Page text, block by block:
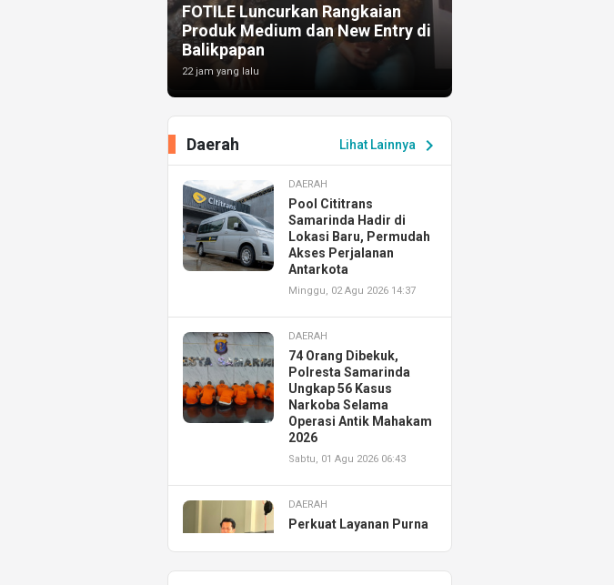
FOTILE Luncurkan Rangkaian
Produk Medium dan New Entry di
Balikpapan
22 jam yang lalu
Lihat Lainnya chevron_right
Daerah
DAERAH
Pool Cititrans
Samarinda Hadir di
Lokasi Baru, Permudah
Akses Perjalanan
Antarkota
Minggu, 02 Agu 2026 14:37
DAERAH
74 Orang Dibekuk,
Polresta Samarinda
Ungkap 56 Kasus
Narkoba Selama
Operasi Antik Mahakam
2026
Sabtu, 01 Agu 2026 06:43
DAERAH
Perkuat Layanan Purna
Resmikan AHASS